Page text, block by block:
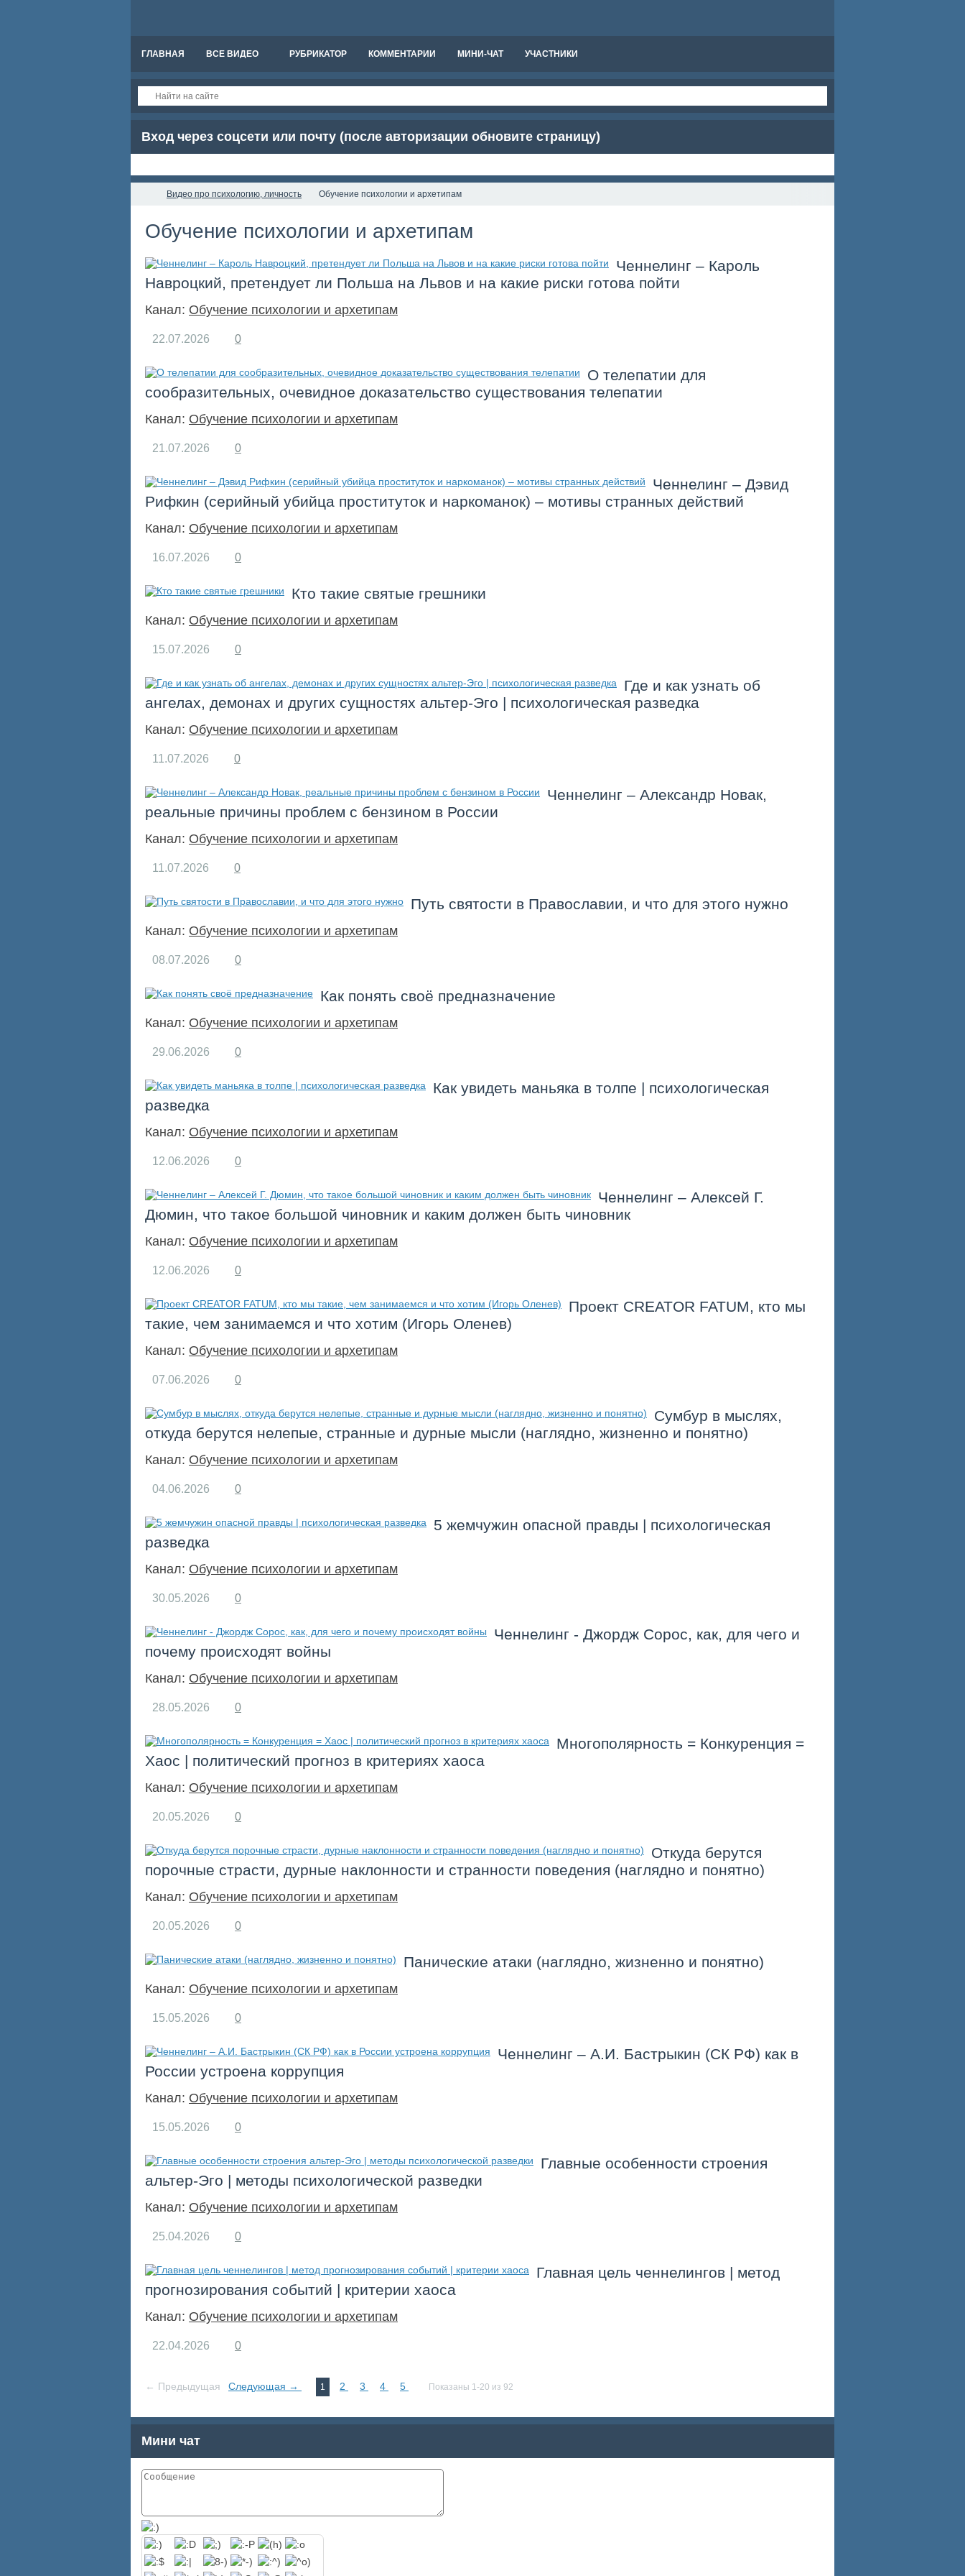
ГЛАВНАЯ ВСЕ ВИДЕО РУБРИКАТОР КОММЕНТАРИИ МИНИ-ЧАТ УЧАСТНИКИ
Вход через соцсети или почту (после авторизации обновите страницу)
Видео про психологию, личность Обучение психологии и архетипам
Обучение психологии и архетипам
Ченнелинг – Кароль
Навроцкий, претендует ли Польша на Львов и на какие риски готова пойти
Канал: Обучение психологии и архетипам
22.07.2026 0
О телепатии для
сообразительных, очевидное доказательство существования телепатии
Канал: Обучение психологии и архетипам
21.07.2026 0
Ченнелинг – Дэвид
Рифкин (серийный убийца проституток и наркоманок) – мотивы странных действий
Канал: Обучение психологии и архетипам
16.07.2026 0
Кто такие святые грешники
Канал: Обучение психологии и архетипам
15.07.2026 0
Где и как узнать об
ангелах, демонах и других сущностях альтер-Эго | психологическая разведка
Канал: Обучение психологии и архетипам
11.07.2026 0
Ченнелинг – Александр Новак,
реальные причины проблем с бензином в России
Канал: Обучение психологии и архетипам
11.07.2026 0
Путь святости в Православии, и что для этого нужно
Канал: Обучение психологии и архетипам
08.07.2026 0
Как понять своё предназначение
Канал: Обучение психологии и архетипам
29.06.2026 0
Как увидеть маньяка в толпе | психологическая
разведка
Канал: Обучение психологии и архетипам
12.06.2026 0
Ченнелинг – Алексей Г.
Дюмин, что такое большой чиновник и каким должен быть чиновник
Канал: Обучение психологии и архетипам
12.06.2026 0
Проект CREATOR FATUM, кто мы
такие, чем занимаемся и что хотим (Игорь Оленев)
Канал: Обучение психологии и архетипам
07.06.2026 0
Сумбур в мыслях,
откуда берутся нелепые, странные и дурные мысли (наглядно, жизненно и понятно)
Канал: Обучение психологии и архетипам
04.06.2026 0
5 жемчужин опасной правды | психологическая
разведка
Канал: Обучение психологии и архетипам
30.05.2026 0
Ченнелинг - Джордж Сорос, как, для чего и
почему происходят войны
Канал: Обучение психологии и архетипам
28.05.2026 0
Многополярность = Конкуренция =
Хаос | политический прогноз в критериях хаоса
Канал: Обучение психологии и архетипам
20.05.2026 0
Откуда берутся
порочные страсти, дурные наклонности и странности поведения (наглядно и понятно)
Канал: Обучение психологии и архетипам
20.05.2026 0
Панические атаки (наглядно, жизненно и понятно)
Канал: Обучение психологии и архетипам
15.05.2026 0
Ченнелинг – А.И. Бастрыкин (СК РФ) как в
России устроена коррупция
Канал: Обучение психологии и архетипам
15.05.2026 0
Главные особенности строения
альтер-Эго | методы психологической разведки
Канал: Обучение психологии и архетипам
25.04.2026 0
Главная цель ченнелингов | метод
прогнозирования событий | критерии хаоса
Канал: Обучение психологии и архетипам
22.04.2026 0
← Предыдущая Следующая → 1 2 3 4 5 Показаны 1-20 из 92
Мини чат